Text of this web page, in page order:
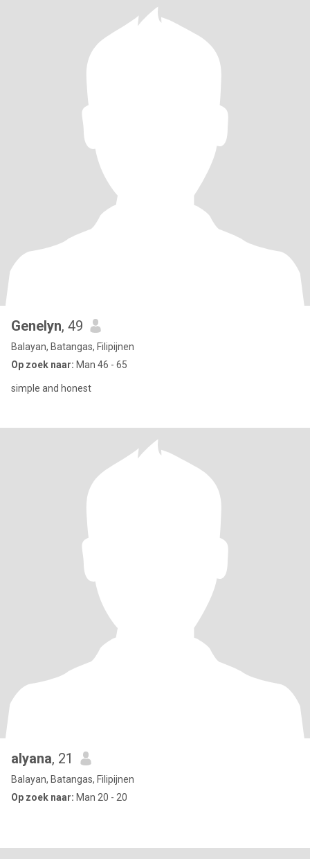
Genelyn, 49
Balayan, Batangas, Filipijnen
Op zoek naar: Man 46 - 65
simple and honest
alyana, 21
Balayan, Batangas, Filipijnen
Op zoek naar: Man 20 - 20